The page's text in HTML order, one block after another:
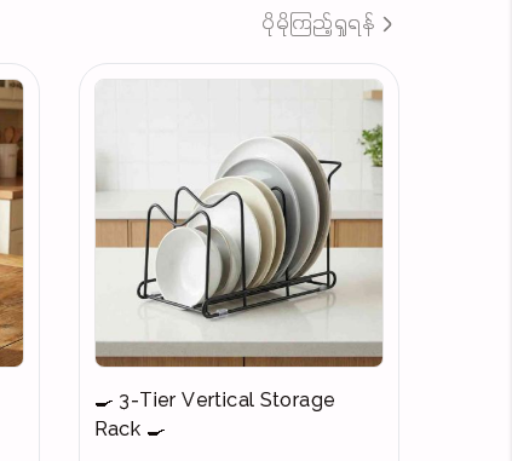
ပိုမိုကြည့်ရှုရန်
🍳 3-Tier Vertical Storage
Rack 🍳